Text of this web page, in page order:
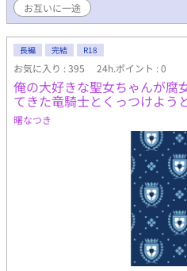
お互いに一途
長編 完結 R18
お気に入り : 395 24h.ポイント : 0
俺の大好きな聖女ちゃんが腐
てきた竜騎士とくっつけよう
曙なつき